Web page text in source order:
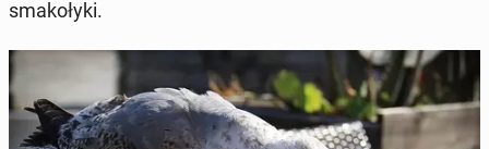
sma­ko­ły­ki.